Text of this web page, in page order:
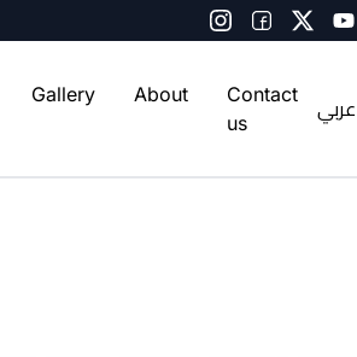
Gallery About
Contact
us
عربي